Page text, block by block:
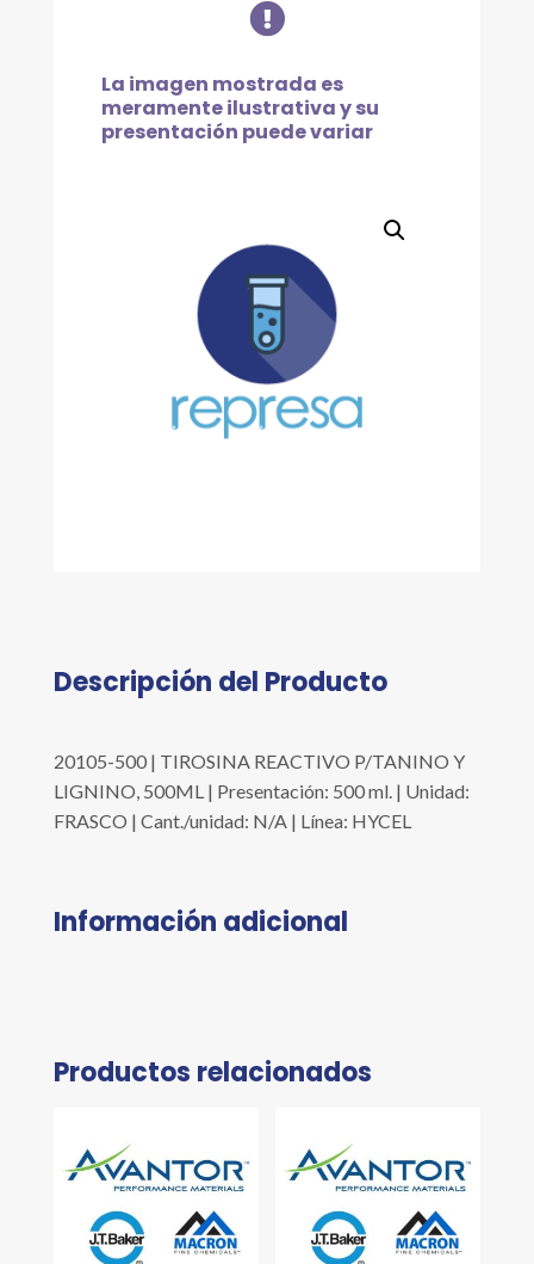

La imagen mostrada es
meramente ilustrativa y su
presentación puede variar
Descripción del Producto
20105-500 | TIROSINA REACTIVO P/TANINO Y
LIGNINO, 500ML | Presentación: 500 ml. | Unidad:
FRASCO | Cant./unidad: N/A | Línea: HYCEL
Información adicional
Productos relacionados